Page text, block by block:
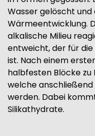
Wasser gelöscht
Wärmeentwicklung.
alkalische Milieu
entweicht, der für
ist. Nach einem
halbfesten Blöcke
welche
werden. Dabei
Silikathydrate.